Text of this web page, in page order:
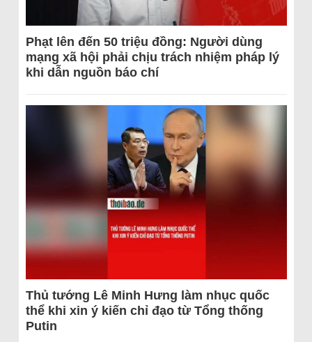
Phạt lên đến 50 triệu đồng: Người dùng
mạng xã hội phải chịu trách nhiệm pháp lý
khi dẫn nguồn báo chí
Thủ tướng Lê Minh Hưng làm nhục quốc
thể khi xin ý kiến chỉ đạo từ Tổng thống
Putin